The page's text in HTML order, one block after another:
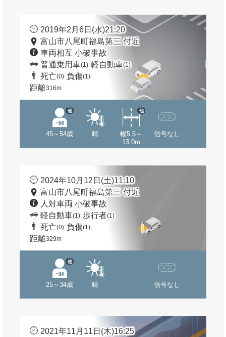
2019年2月6日(水)21:20
富山市八尾町福島第三 付近
車両相互 小破事故
普通乗用車(1) 軽自動車(1)
死亡(0) 負傷(1)
距離316m
45～54歳
他
晴
幅5.5～
13.0m
他
信号なし
2024年10月12日(土)11:10
富山市八尾町福島第三 付近
人対車両 小破事故
軽自動車(1) 歩行者(1)
死亡(0) 負傷(1)
距離329m
25～34歳
他
晴 信号なし
2021年11月11日(木)16:25